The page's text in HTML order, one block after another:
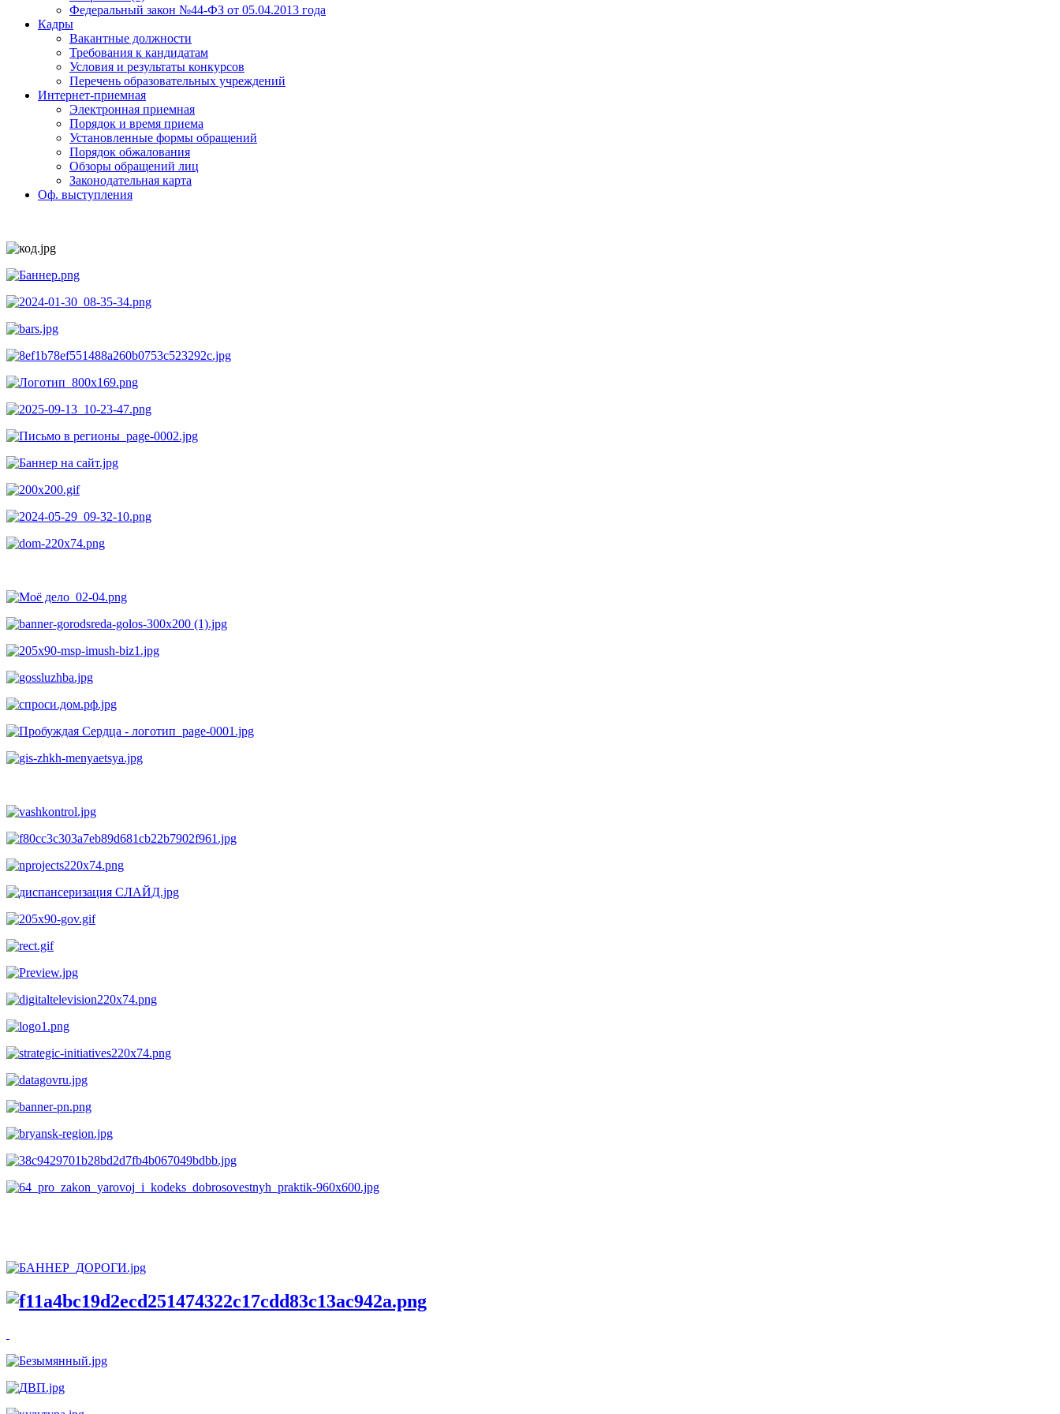
Федеральный закон №44-ФЗ от 05.04.2013 года
Кадры
Вакантные должности
Требования к кандидатам
Условия и результаты конкурсов
Перечень образовательных учреждений
Интернет-приемная
Электронная приемная
Порядок и время приема
Установленные формы обращений
Порядок обжалования
Обзоры обращений лиц
Законодательная карта
Оф. выступления